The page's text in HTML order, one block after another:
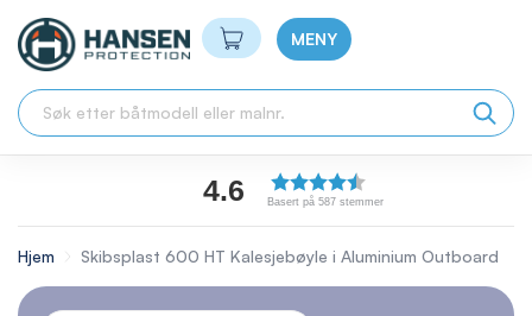
Min handlekurv
MENY
4.6 Basert på 587 stemmer
Hjem Skibsplast 600 HT Kalesjebøyle i Aluminium Outboard
Skip